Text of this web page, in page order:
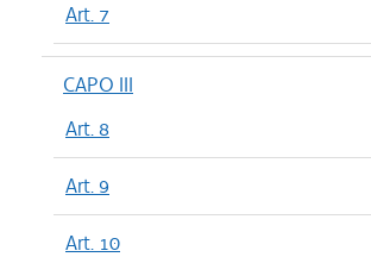
Art. 7
CAPO III
Art. 8
Art. 9
Art. 10